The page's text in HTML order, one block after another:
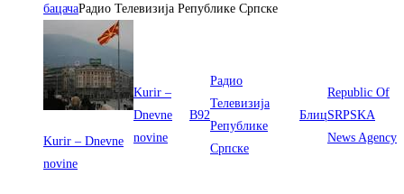
бацачаРадио Телевизија Републике Српске
Kurir – Dnevne
novine
Kurir –
Dnevne
novine
B92
Радио
Телевизија
Републике
Српске
Блиц
Republic Of
SRPSKA
News Agency